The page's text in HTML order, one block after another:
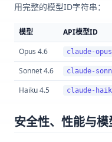
用完整的模型ID字符串：
模型 API模型ID
Opus 4.6
claude-
Sonnet 4.6
claude-
Haiku 4.5
claude-
安全性、性能与